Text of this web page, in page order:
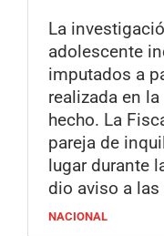
La
adolescente
imputados a
realizada en
hecho. La
pareja de
lugar durante
dio aviso a
NACIONAL